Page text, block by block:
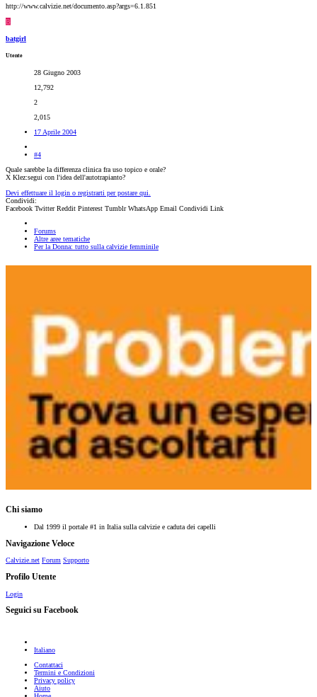
http://www.calvizie.net/documento.asp?args=6.1.851
B
batgirl
Utente
28 Giugno 2003
12,792
2
2,015
17 Aprile 2004
#4
Quale sarebbe la differenza clinica fra uso topico e orale?
X Klez:segui con l'idea dell'autotrapianto?
Devi effettuare il login o registrarti per postare qui.
Condividi:
Facebook Twitter Reddit Pinterest Tumblr WhatsApp Email Condividi Link
Forums
Altre aree tematiche
Per la Donna: tutto sulla calvizie femminile
Chi siamo
Dal 1999 il portale #1 in Italia sulla calvizie e caduta dei capelli
Navigazione Veloce
Calvizie.net Forum Supporto
Profilo Utente
Login
Seguici su Facebook
Italiano
Contattaci
Termini e Condizioni
Privacy policy
Aiuto